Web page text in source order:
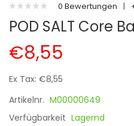
0 Bewertungen |
POD SALT Core
€8,55
Ex Tax: €8,55
Artikelnr. M00000649
Verfügbarkeit Lagernd